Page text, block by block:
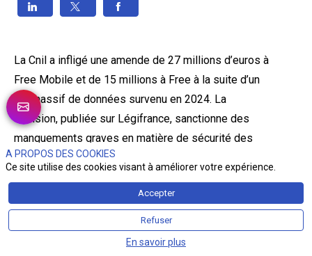
La Cnil a infligé une amende de 27 millions d’euros à
Free Mobile et de 15 millions à Free à la suite d’un
vol massif de données survenu en 2024. La
décision, publiée sur Légifrance, sanctionne des
manquements graves en matière de sécurité des
données personnelles. L’autorité juge les mesures
identifiés. Free a qualifié cette sanction de «
sévérité inédite ».Les deux entités disposent de
trois mois pour renforcer leurs dispositifs de
A PROPOS DES COOKIES
Ce site utilise des cookies visant à améliorer votre expérience.
Accepter
Refuser
En savoir plus